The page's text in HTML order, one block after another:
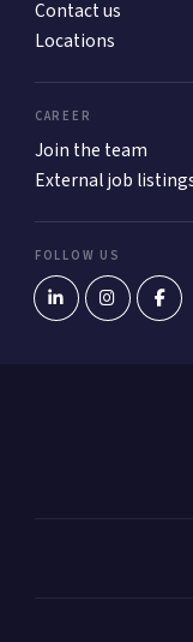
Contact us
Locations
CAREER
Join the team
External job
FOLLOW US